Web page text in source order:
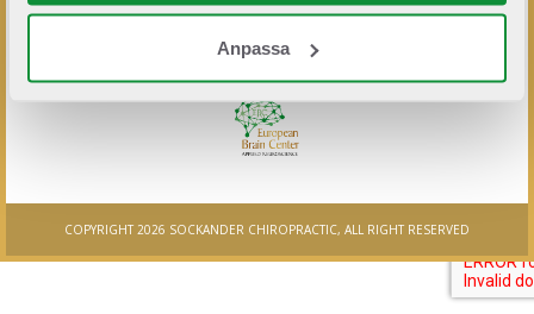
Anpassa
COPYRIGHT 2026 SOCKANDER CHIROPRACTIC, ALL RIGHT RESERVED